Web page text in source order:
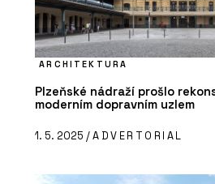
ARCHITEKTURA
Plzeňské nádraží prošlo
moderním dopravním uzlem
1. 5. 2025 /ADVERTORIAL